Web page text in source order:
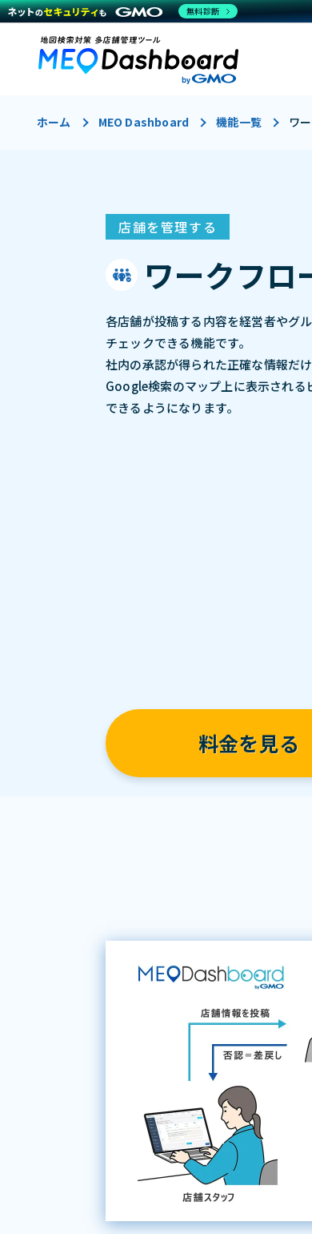
ホーム MEO Dashboard 機能一覧 ワ
店舗を管理する
ワークフロ
各店舗が投稿する内容を経営者やグ
チェックできる機能です。
社内の承認が得られた正確な情報だけ
Google検索のマップ上に表示される
できるようになります。
料金を見る
無料診断